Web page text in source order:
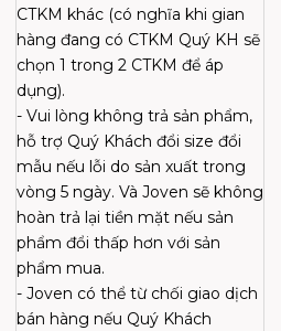
CTKM khác (có nghĩa khi gian
hàng đang có CTKM Quý KH sẽ
chọn 1 trong 2 CTKM để áp
dụng).
- Vui lòng không trả sản phẩm,
hỗ trợ Quý Khách đổi size đổi
mẫu nếu lỗi do sản xuất trong
vòng 5 ngày. Và Joven sẽ không
hoàn trả lại tiền mặt nếu sản
phẩm đổi thấp hơn với sản
phẩm mua.
- Joven có thể từ chối giao dịch
bán hàng nếu Quý Khách